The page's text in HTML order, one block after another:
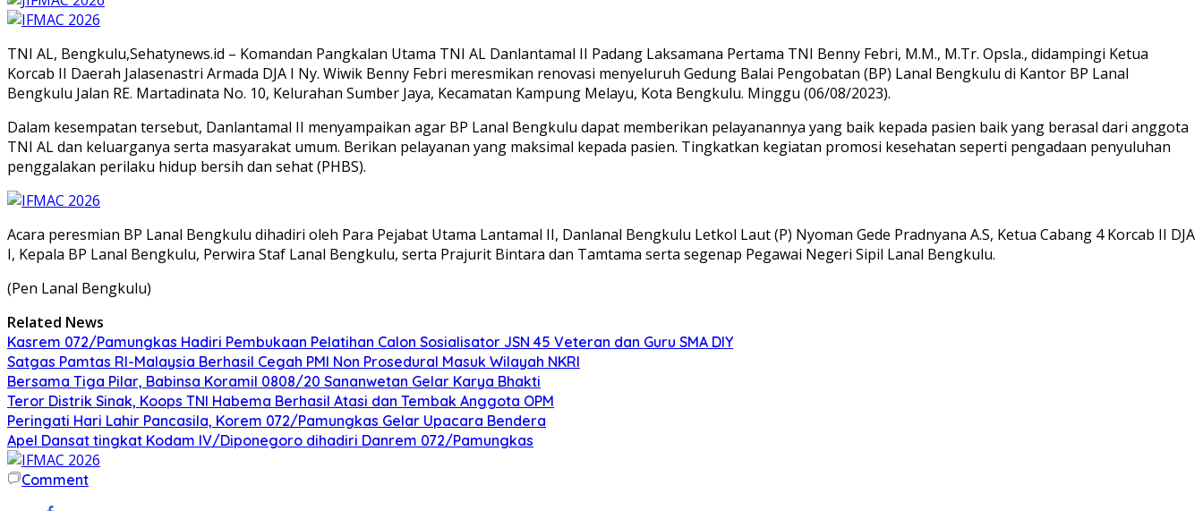
TNI AL, Bengkulu,Sehatynews.id – Komandan Pangkalan Utama TNI AL Danlantamal II Padang Laksamana Pertama TNI Benny Febri, M.M., M.Tr. Opsla., didampingi Ketua
Korcab II Daerah Jalasenastri Armada DJA I Ny. Wiwik Benny Febri meresmikan renovasi menyeluruh Gedung Balai Pengobatan (BP) Lanal Bengkulu di Kantor BP Lanal
Bengkulu Jalan RE. Martadinata No. 10, Kelurahan Sumber Jaya, Kecamatan Kampung Melayu, Kota Bengkulu. Minggu (06/08/2023).
Dalam kesempatan tersebut, Danlantamal II menyampaikan agar BP Lanal Bengkulu dapat memberikan pelayanannya yang baik kepada pasien baik yang berasal dari anggota
TNI AL dan keluarganya serta masyarakat umum. Berikan pelayanan yang maksimal kepada pasien. Tingkatkan kegiatan promosi kesehatan seperti pengadaan penyuluhan
penggalakan perilaku hidup bersih dan sehat (PHBS).
Acara peresmian BP Lanal Bengkulu dihadiri oleh Para Pejabat Utama Lantamal II, Danlanal Bengkulu Letkol Laut (P) Nyoman Gede Pradnyana A.S, Ketua Cabang 4 Korcab II DJA
I, Kepala BP Lanal Bengkulu, Perwira Staf Lanal Bengkulu, serta Prajurit Bintara dan Tamtama serta segenap Pegawai Negeri Sipil Lanal Bengkulu.
(Pen Lanal Bengkulu)
Related News
Kasrem 072/Pamungkas Hadiri Pembukaan Pelatihan Calon Sosialisator JSN 45 Veteran dan Guru SMA DIY
Satgas Pamtas RI-Malaysia Berhasil Cegah PMI Non Prosedural Masuk Wilayah NKRI
Bersama Tiga Pilar, Babinsa Koramil 0808/20 Sananwetan Gelar Karya Bhakti
Teror Distrik Sinak, Koops TNI Habema Berhasil Atasi dan Tembak Anggota OPM
Peringati Hari Lahir Pancasila, Korem 072/Pamungkas Gelar Upacara Bendera
Apel Dansat tingkat Kodam lV/Diponegoro dihadiri Danrem 072/Pamungkas
Comment